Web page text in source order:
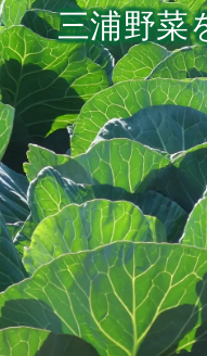
三浦野菜